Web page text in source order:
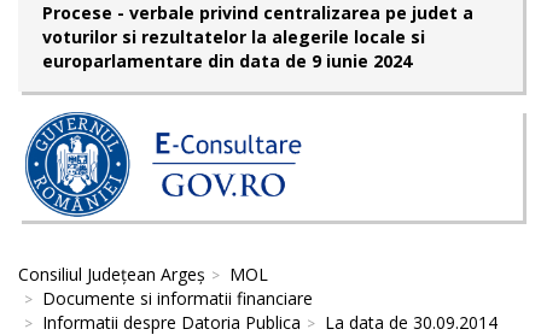
Procese - verbale privind centralizarea pe judet a
voturilor si rezultatelor la alegerile locale si
europarlamentare din data de 9 iunie 2024
Consiliul Județean Argeș
MOL
Documente si informatii financiare
Informatii despre Datoria Publica
La data de 30.09.2014